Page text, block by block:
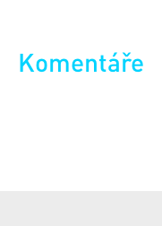
Komentáře